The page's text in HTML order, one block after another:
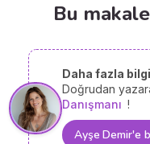
Bu
Daha fazla
Doğrudan
Danışmanı !
Ayşe Demir'e